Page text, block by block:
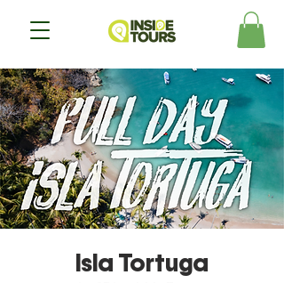
Isla Tortuga